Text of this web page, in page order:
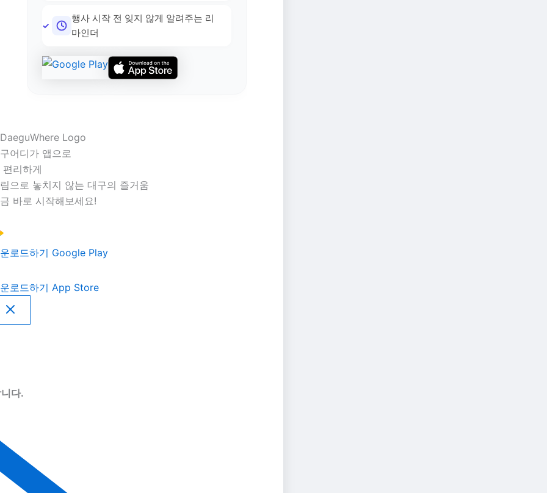
행사 시작 전 잊지 않게 알려주는 리
마인더
어디가 앱으로
편리하게
으로 놓치지 않는 대구의 즐거움
바로 시작해보세요!
로드하기 Google Play
로드하기 App Store
다.